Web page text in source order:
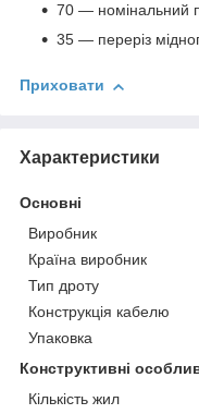
70 — номінальний
35 — переріз
Приховати
Характеристики
Основні
Виробник
Країна виробник
Тип дроту
Конструкція кабелю
Упаковка
Конструктивні
Кількість жил